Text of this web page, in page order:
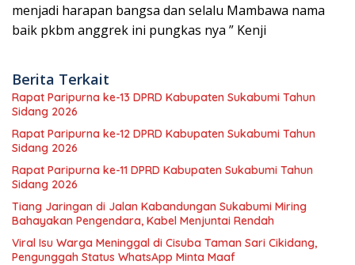
menjadi harapan bangsa dan selalu Mambawa nama
baik pkbm anggrek ini pungkas nya ” Kenji
Berita Terkait
Rapat Paripurna ke-13 DPRD Kabupaten Sukabumi Tahun
Sidang 2026
Rapat Paripurna ke-12 DPRD Kabupaten Sukabumi Tahun
Sidang 2026
Rapat Paripurna ke-11 DPRD Kabupaten Sukabumi Tahun
Sidang 2026
Tiang Jaringan di Jalan Kabandungan Sukabumi Miring
Bahayakan Pengendara, Kabel Menjuntai Rendah
Viral Isu Warga Meninggal di Cisuba Taman Sari Cikidang,
Pengunggah Status WhatsApp Minta Maaf